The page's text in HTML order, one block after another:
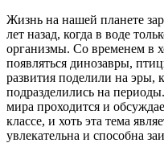
Жизнь на нашей планете
лет назад, когда в воде
организмы. Со временем в
появляться динозавры,
развития поделили на эры,
подразделились на
мира проходится и
классе, и хоть эта тема
увлекательна и способна